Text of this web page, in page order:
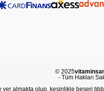
© 2025
- Tüm Hakları
almakta olup, kesinlikle beşeri